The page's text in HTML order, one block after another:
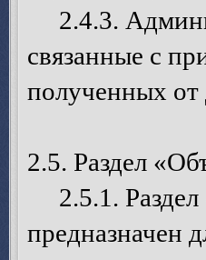
2.4.3.
связанные с
полученных от
2.5. Раздел
2.5.1. Раздел
предназначен